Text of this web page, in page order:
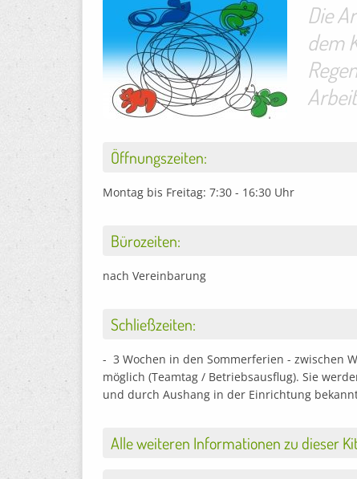
Die
dem
Öffnungszeiten:
Montag bis Freitag: 7:30 - 16:30 Uhr
Bürozeiten:
nach Vereinbarung
Schließzeiten:
- 3 Wochen in den Sommerferien - zwischen
möglich (Teamtag / Betriebsausflug). Sie
und durch Aushang in der Einrichtung
Alle weiteren Informationen zu dieser